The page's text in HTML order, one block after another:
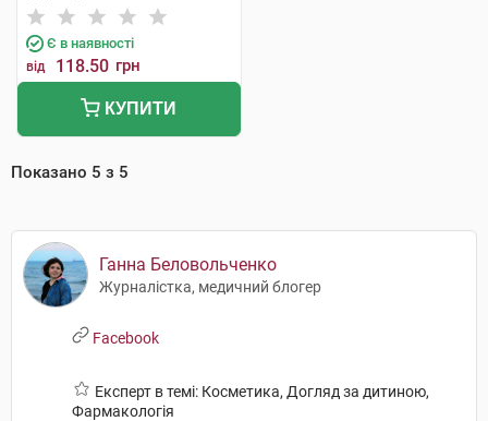
Є в наявності
від 118.50 грн
КУПИТИ
Показано 5 з 5
Ганна Беловольченко
Журналістка, медичний блогер
Facebook
Експерт в темі: Косметика, Догляд за дитиною,
Фармакологія